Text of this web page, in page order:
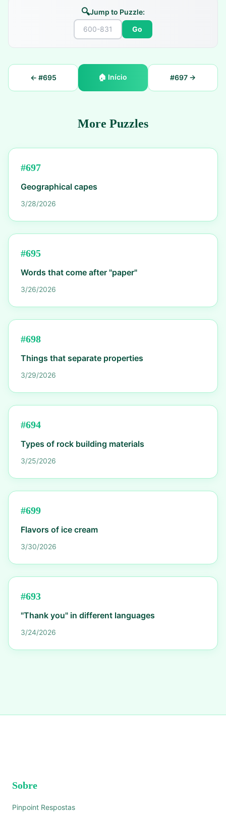
🔍Jump to Puzzle:
Go
← #695 🏠 Início #697→
More Puzzles
#697
Geographical capes
3/28/2026
#695
Words that come after "paper"
3/26/2026
#698
Things that separate properties
3/29/2026
#694
Types of rock building materials
3/25/2026
#699
Flavors of ice cream
3/30/2026
#693
"Thank you" in different languages
3/24/2026
Sobre
Pinpoint Respostas